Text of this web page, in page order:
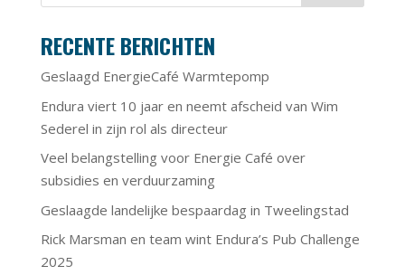
RECENTE BERICHTEN
Geslaagd EnergieCafé Warmtepomp
Endura viert 10 jaar en neemt afscheid van Wim
Sederel in zijn rol als directeur
Veel belangstelling voor Energie Café over
subsidies en verduurzaming
Geslaagde landelijke bespaardag in Tweelingstad
Rick Marsman en team wint Endura’s Pub Challenge
2025